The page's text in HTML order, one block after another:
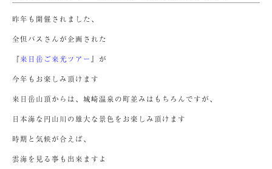
昨年も開催されました、
全但バスさんが企画された
『来日岳ご来光ツアー 』が
今年もお楽しみ頂けます
来日岳山頂からは、城崎温泉の町並みはもちろんですが、
日本海な円山川の雄大な景色をお楽しみ頂けます
時期と気候が合えば、
雲海を見る事も出来ますよ